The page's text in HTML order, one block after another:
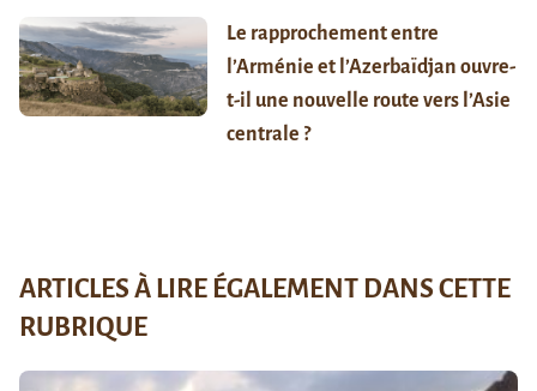
Le rapprochement entre
l’Arménie et l’Azerbaïdjan ouvre-
t-il une nouvelle route vers l’Asie
centrale ?
ARTICLES À LIRE ÉGALEMENT DANS CETTE
RUBRIQUE